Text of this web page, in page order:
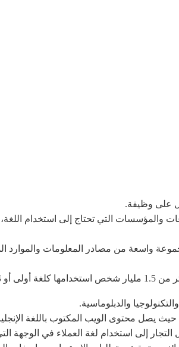
والمؤسسات التي تحتاج إلى استخدام
مجموعة واسعة من مصادر المعلومات والموارد
التجار إلى استخدام لغة العملاء في